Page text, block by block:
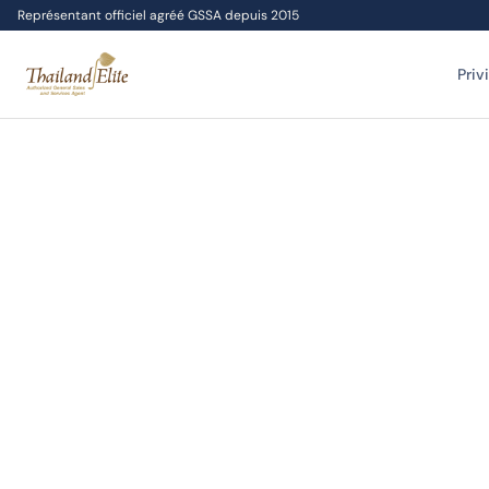
Représentant officiel agréé GSSA depuis 2015